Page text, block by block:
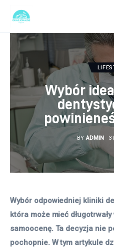
Turystyka
Lifestyle
Dom i ogród
Uroda
Zdrowie
Wybór
BY ADMIN 3
Wybór odpowiedniej kliniki
która może mieć
samoocenę. Ta decyzja nie
pochopnie. W tym artykule